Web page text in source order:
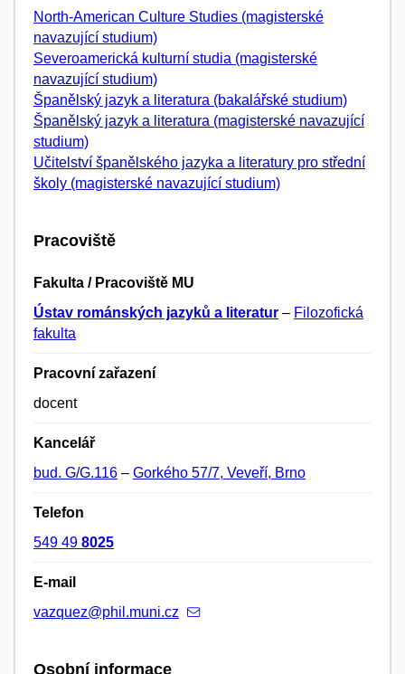
North-American Culture Studies (magisterské
navazující studium)
Severoamerická kulturní studia (magisterské
navazující studium)
Španělský jazyk a literatura (bakalářské studium)
Španělský jazyk a literatura (magisterské navazující
studium)
Učitelství španělského jazyka a literatury pro střední
školy (magisterské navazující studium)
Pracoviště
Fakulta / Pracoviště MU
Ústav románských jazyků a literatur – Filozofická
fakulta
Pracovní zařazení
docent
Kancelář
bud. G/G.116 – Gorkého 57/7, Veveří, Brno
Telefon
549 49 8025
E-mail
vazquez@phil.muni.cz
Osobní informace